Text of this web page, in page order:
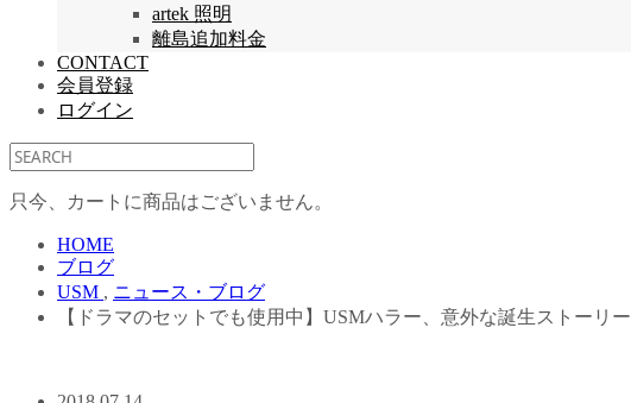
artek 照明
離島追加料金
CONTACT
会員登録
ログイン
只今、カートに商品はございません。
HOME
ブログ
USM , ニュース・ブログ
【ドラマのセットでも使用中】USMハラー、意外な誕生ストーリー